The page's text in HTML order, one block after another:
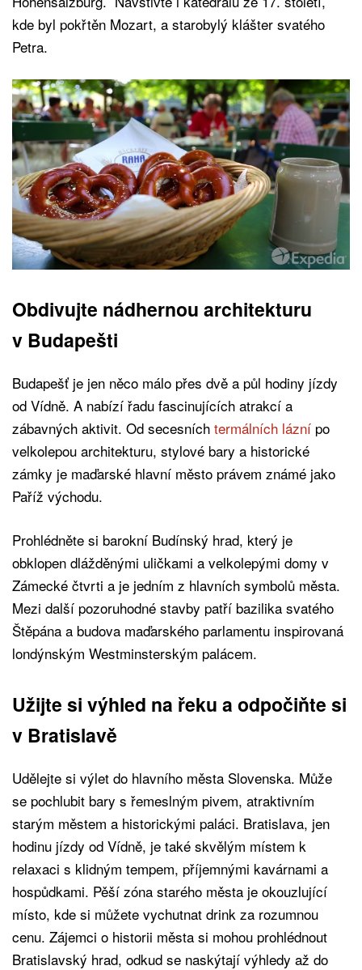
kde byl pokřtěn Mozart, a starobylý klášter svatého
Petra.
Obdivujte nádhernou architekturu
v Budapešti
Budapešť je jen něco málo přes dvě a půl hodiny jízdy
od Vídně. A nabízí řadu fascinujících atrakcí a
zábavných aktivit. Od secesních termálních lázní po
velkolepou architekturu, stylové bary a historické
zámky je maďarské hlavní město právem známé jako
Paříž východu.
Prohlédněte si barokní Budínský hrad, který je
obklopen dlážděnými uličkami a velkolepými domy v
Zámecké čtvrti a je jedním z hlavních symbolů města.
Mezi další pozoruhodné stavby patří bazilika svatého
Štěpána a budova maďarského parlamentu inspirovaná
londýnským Westminsterským palácem.
Užijte si výhled na řeku a odpočiňte si
v Bratislavě
Udělejte si výlet do hlavního města Slovenska. Může
se pochlubit bary s řemeslným pivem, atraktivním
starým městem a historickými paláci. Bratislava, jen
hodinu jízdy od Vídně, je také skvělým místem k
relaxaci s klidným tempem, příjemnými kavárnami a
hospůdkami. Pěší zóna starého města je okouzlující
místo, kde si můžete vychutnat drink za rozumnou
cenu. Zájemci o historii města si mohou prohlédnout
Bratislavský hrad, odkud se naskýtají výhledy až do